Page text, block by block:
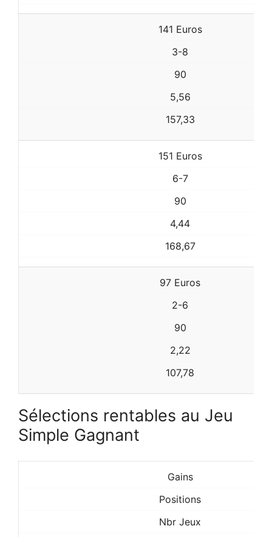
141 Euros
3-8
90
5,56
157,33
151 Euros
6-7
90
4,44
168,67
97 Euros
2-6
90
2,22
107,78
Sélections rentables au Jeu
Simple Gagnant
Gains
Positions
Nbr Jeux